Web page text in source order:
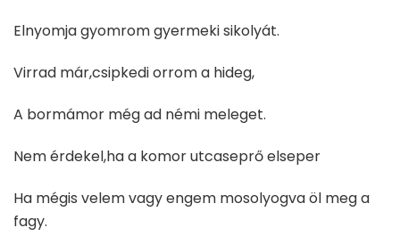
Elnyomja gyomrom gyermeki sikolyát.
Virrad már,csipkedi orrom a hideg,
A bormámor még ad némi meleget.
Nem érdekel,ha a komor utcaseprő elseper
Ha mégis velem vagy engem mosolyogva öl meg a
fagy.